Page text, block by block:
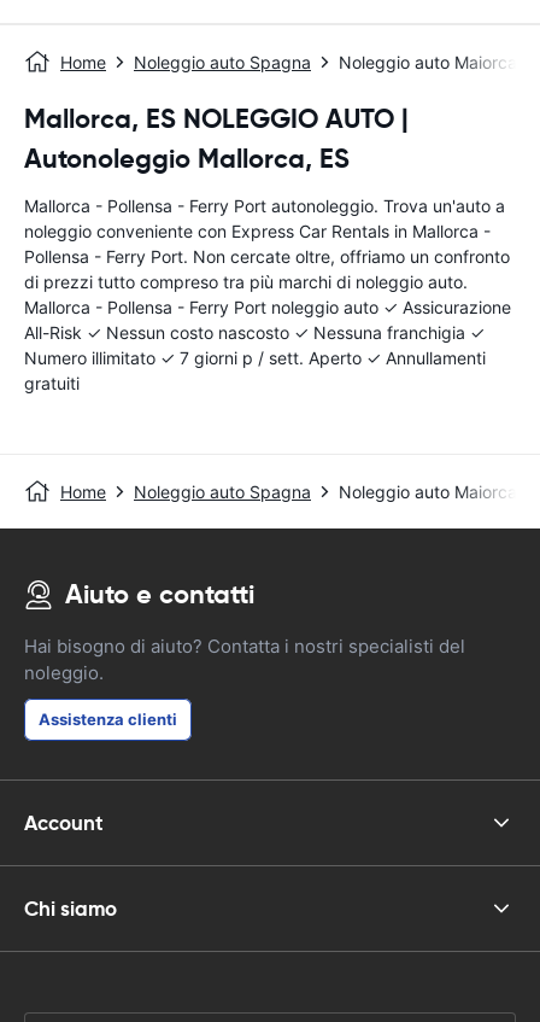
Home Noleggio auto Spagna Noleggio auto Maiorca -
Mallorca, ES NOLEGGIO AUTO |
Autonoleggio Mallorca, ES
Mallorca - Pollensa - Ferry Port autonoleggio. Trova un'auto a
noleggio conveniente con Express Car Rentals in Mallorca -
Pollensa - Ferry Port. Non cercate oltre, offriamo un confronto
di prezzi tutto compreso tra più marchi di noleggio auto.
Mallorca - Pollensa - Ferry Port noleggio auto ✓ Assicurazione
All-Risk ✓ Nessun costo nascosto ✓ Nessuna franchigia ✓
Numero illimitato ✓ 7 giorni p / sett. Aperto ✓ Annullamenti
gratuiti
Home Noleggio auto Spagna Noleggio auto Maiorca -
Aiuto e contatti
Hai bisogno di aiuto? Contatta i nostri specialisti del
noleggio.
Assistenza clienti
Account
Chi siamo